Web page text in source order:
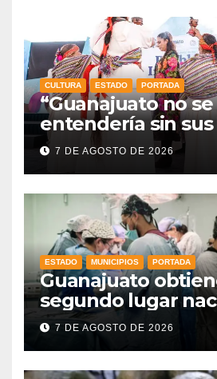
CULTURA ESTADO PORTADA
“Guanajuato no se
entendería sin
Indígenas”: Libia
fortalece el
7 DE AGOSTO DE 2026
ESTADO MUNICIPIOS PORTADA
Guanajuato
segundo lugar
procuración de
7 DE AGOSTO DE 2026